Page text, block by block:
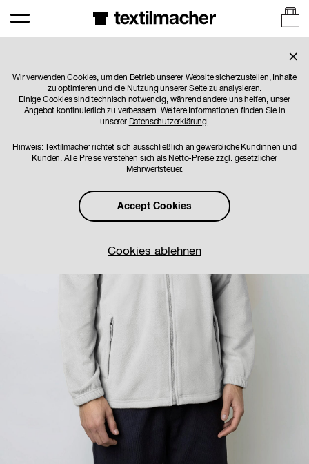
×
Wir verwenden Cookies, um den Betrieb unserer Website sicherzustellen, Inhalte
zu optimieren und die Nutzung unserer Seite zu analysieren.
Einige Cookies sind technisch notwendig, während andere uns helfen, unser
Angebot kontinuierlich zu verbessern. Weitere Informationen finden Sie in
unserer Datenschutzerklärung.
Hinweis: Textilmacher richtet sich ausschließlich an gewerbliche Kundinnen und
Kunden. Alle Preise verstehen sich als Netto-Preise zzgl. gesetzlicher
Mehrwertsteuer.
Accept Cookies
Cookies ablehnen
1/4